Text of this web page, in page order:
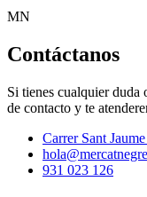
MN
Contáctanos
Si tienes cualquier
de contacto y te
Carrer Sant
931 023 126